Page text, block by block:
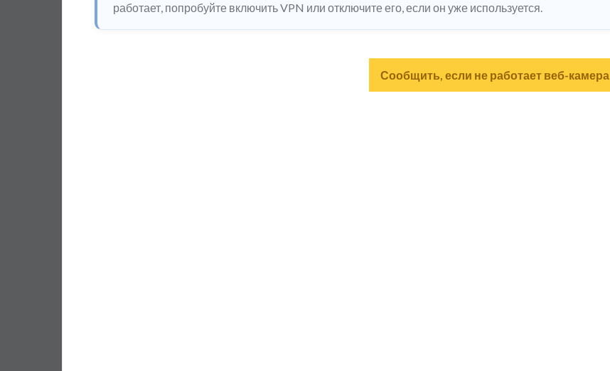
работает, попробуйте включить VPN или отключите его, если он уже используется.
Сообщить, если не работает веб-камера